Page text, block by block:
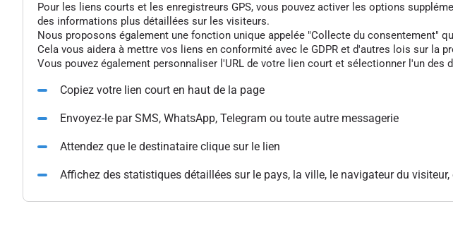
Pour les liens courts et les enregistreurs GPS, vous pouvez activer les options
des informations plus détaillées sur les visiteurs.
Nous proposons également une fonction unique appelée "Collecte du consentement"
Cela vous aidera à mettre vos liens en conformité avec le GDPR et d'autres lois sur la
Vous pouvez également personnaliser l'URL de votre lien court et sélectionner l'un
Copiez votre lien court en haut de la page
Envoyez-le par SMS, WhatsApp, Telegram ou toute autre messagerie
Attendez que le destinataire clique sur le lien
Affichez des statistiques détaillées sur le pays, la ville, le navigateur du visiteur,